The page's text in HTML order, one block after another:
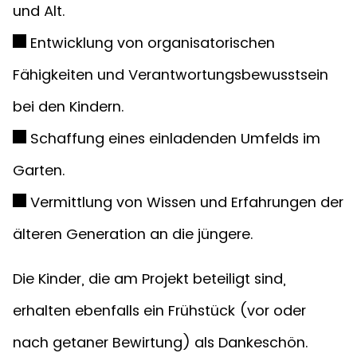
und Alt.
Entwicklung von organisatorischen
Fähigkeiten und Verantwortungsbewusstsein
bei den Kindern.
Schaffung eines einladenden Umfelds im
Garten.
Vermittlung von Wissen und Erfahrungen der
älteren Generation an die jüngere.
Die Kinder, die am Projekt beteiligt sind,
erhalten ebenfalls ein Frühstück (vor oder
nach getaner Bewirtung) als Dankeschön.